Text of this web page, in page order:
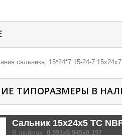
сальника: 15*24*7 15-24-7
ТИПОРАЗМЕРЫ В
Сальник 15x24x5 TC
В дюймах: 0.591x0.945x0.197